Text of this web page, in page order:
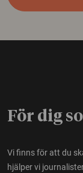
För dig
Vi finns för att du
hjälper vi